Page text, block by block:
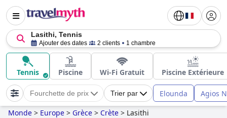
Lasithi, Tennis
Ajouter des dates 2 clients 1 chambre
Tennis Piscine Wi-Fi Gratuit Piscine Extérieure
Fourchette de prix Trier par Elounda Agios
Monde > Europe > Grèce > Crète > Lasithi